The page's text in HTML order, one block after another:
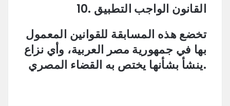
10. القانون الواجب التطبيق
تخضع هذه المسابقة للقوانين المعمول
بها في جمهورية مصر العربية، وأي نزاع
ينشأ بشأنها يختص به القضاء المصري.